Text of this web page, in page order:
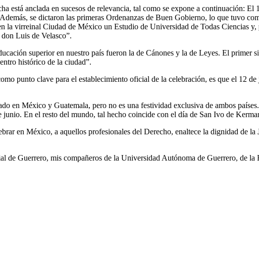
está anclada en sucesos de relevancia, tal como se expone a continuación:
se dictaron las primeras Ordenanzas de Buen Gobierno, lo que tuvo
la virreinal Ciudad de México un Estudio de Universidad de Todas Ciencias
Luis de Velasco”.
superior en nuestro país fueron la de Cánones y la de Leyes. El
histórico de la ciudad”.
punto clave para el establecimiento oficial de la celebración, es que el 12
en México y Guatemala, pero no es una festividad exclusiva de ambos
En el resto del mundo, tal hecho coincide con el día de San Ivo de
en México, a aquellos profesionales del Derecho, enaltece la dignidad de
de Guerrero, mis compañeros de la Universidad Autónoma de Guerrero, de